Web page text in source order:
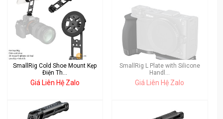
SmallRig Cold Shoe Mount Kẹp
Điện Th...
Giá Liên Hệ Zalo
SmallRig L Plate with Silicone
Handl...
Giá Liên Hệ Zalo